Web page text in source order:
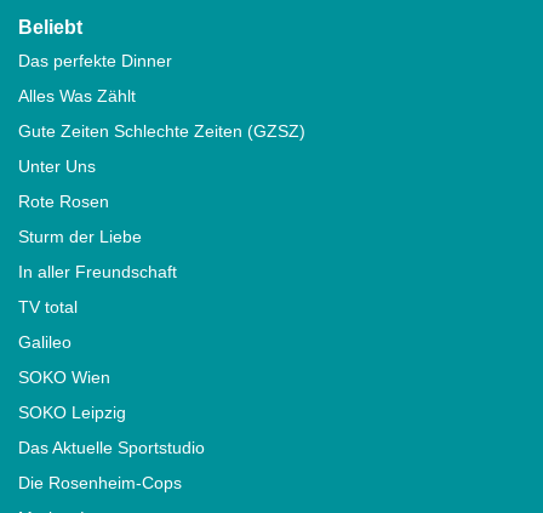
Beliebt
Das perfekte Dinner
Alles Was Zählt
Gute Zeiten Schlechte Zeiten (GZSZ)
Unter Uns
Rote Rosen
Sturm der Liebe
In aller Freundschaft
TV total
Galileo
SOKO Wien
SOKO Leipzig
Das Aktuelle Sportstudio
Die Rosenheim-Cops